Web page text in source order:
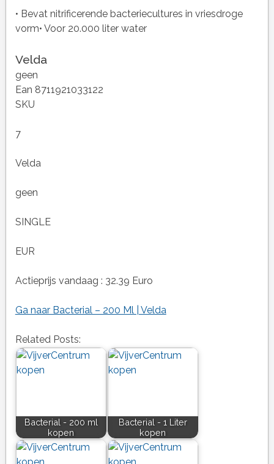
• Bevat nitrificerende bacteriecultures in vriesdroge
vorm• Voor 20.000 liter water
Velda
geen
Ean 8711921033122
SKU
7
Velda
geen
SINGLE
EUR
Actieprijs vandaag : 32.39 Euro
Ga naar Bacterial – 200 Ml | Velda
Related Posts:
Bacterial - 200 ml
kopen
Bacterial - 1 Liter
kopen